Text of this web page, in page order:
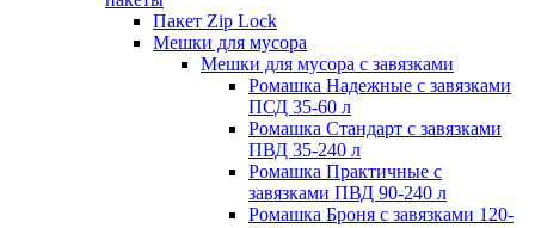
Пакет Zip Lock
Мешки для мусора
Мешки для мусора с завязками
Ромашка Надежные с завязками
ПСД 35-60 л
Ромашка Стандарт с завязками
ПВД 35-240 л
Ромашка Практичные с
завязками ПВД 90-240 л
Ромашка Броня с завязками 120-